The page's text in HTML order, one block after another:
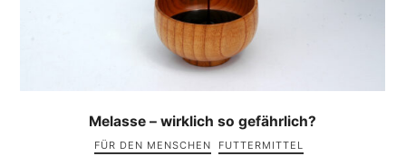
Melasse – wirklich so gefährlich?
FÜR DEN MENSCHEN
FUTTERMITTEL